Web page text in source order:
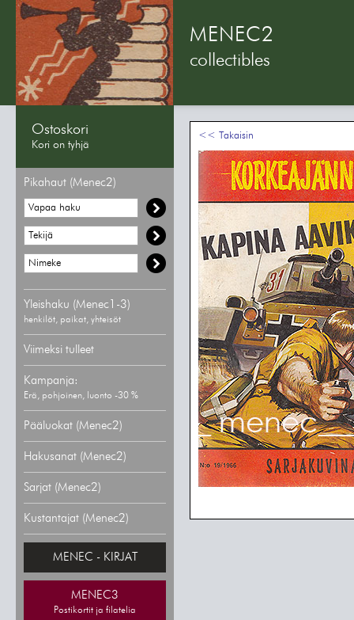
MENEC2
collectibles
Ostoskori
Kori on tyhjä
Pikahaut (Menec2)
Yleishaku (Menec1-3)
henkilöt, paikat, yhteisöt
Viimeksi tulleet
Kampanja:
Erä, pohjoinen, luonto -30 %
Pääluokat (Menec2)
Hakusanat (Menec2)
Sarjat (Menec2)
Kustantajat (Menec2)
MENEC - KIRJAT
MENEC3
Postikortit ja filatelia
<< Takaisin